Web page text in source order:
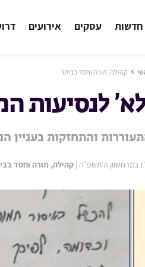
חדשות עסקים אירועים
קהילה, תורה וחסד בביתר
לנסיעות
והתחזקות בעניין
במרחשוון ה׳תשפ״ה | קהילה, תורה וחסד